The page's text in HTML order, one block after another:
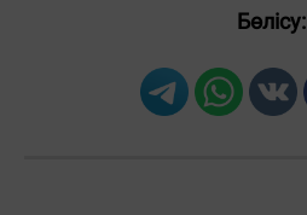
Бөлісу: